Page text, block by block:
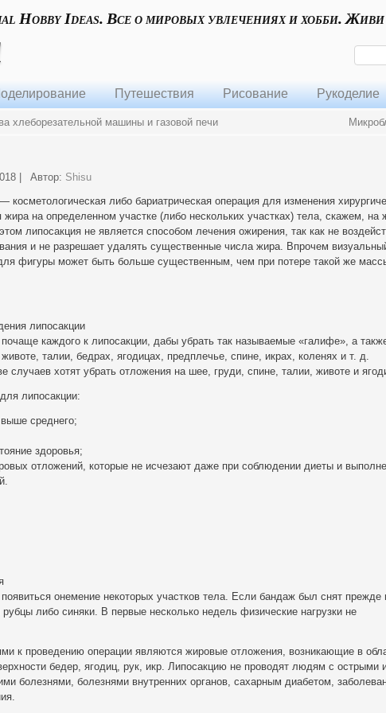
Hobby Ideas. Все о мировых увлечениях и хобби.
Путешествия Рисование Рукоделие
хлеборезательной машины и газовой печи
Автор: Shisu
— косметологическая либо бариатрическая операция для изменения
жира на определенном участке (либо нескольких участках) тела, скажем, на
липосакция не является способом лечения ожирения, так как не
и не разрешает удалять существенные числа жира. Впрочем
фигуры может быть больше существенным, чем при потере такой же
липосакции
каждого к липосакции, дабы убрать так называемые «галифе», а
талии, бедрах, ягодицах, предплечье, спине, икрах, коленях и т. д.
случаев хотят убрать отложения на шее, груди, спине, талии, животе и
липосакции:
среднего;
здоровья;
отложений, которые не исчезают даже при соблюдении диеты и
онемение некоторых участков тела. Если бандаж был снят прежде
рубцы либо синяки. В первые несколько недель физические нагрузки не
к проведению операции являются жировые отложения, возникающие в
бедер, ягодиц, рук, икр. Липосакцию не проводят людям с острыми
болезнями, болезнями внутренних органов, сахарным диабетом,